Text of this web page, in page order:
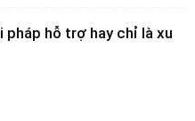
pháp hỗ trợ hay chỉ là xu